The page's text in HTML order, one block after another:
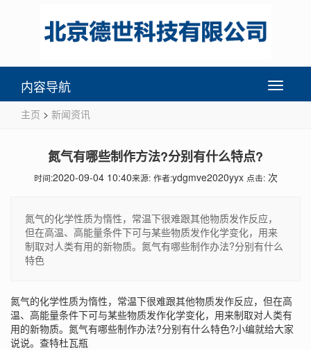
Toggle
内容导航
主页 > 新闻资讯
氮气有哪些制作方法?分别有什么特点?
时间:2020-09-04 10:40来源: 作者:ydgmve2020yyx 点击: 次
氮气的化学性质为惰性，常温下很难跟其他物质发作反应，
但在高温、高能量条件下可与某些物质发作化学变化，用来
制取对人类有用的新物质。氮气有哪些制作办法?分别有什么
特色
氮气的化学性质为惰性，常温下很难跟其他物质发作反应，但在高
温、高能量条件下可与某些物质发作化学变化，用来制取对人类有
用的新物质。氮气有哪些制作办法?分别有什么特色?小编就给大家
说说。 查特杜瓦瓶